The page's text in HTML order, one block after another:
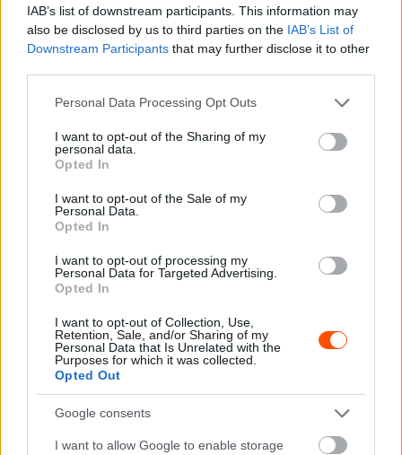
IAB’s list of downstream participants. This information may
also be disclosed by us to third parties on the IAB’s List of
Downstream Participants that may further disclose it to other
Please note that this website/app uses one or more Google
not limited to your visit or usage behaviour. You may click to
grant or deny consent to Google and its third-party tags to
use your data for below specified purposes in below Google
consent section.
Personal Data Processing Opt Outs
I want to opt-out of the Sharing of my
personal data.
Opted In
I want to opt-out of the Sale of my
Personal Data.
Opted In
I want to opt-out of processing my
Personal Data for Targeted Advertising.
Opted In
I want to opt-out of Collection, Use,
Retention, Sale, and/or Sharing of my
Personal Data that Is Unrelated with the
Purposes for which it was collected.
Opted Out
Google consents
I want to allow Google to enable storage
Fotó: Pataky Péter
Ráadásul ezúttal a négy kategóriában – autó, side by side,
motor és quad – hosszú idő után először lesznek
lesz a rajtnál az a Miroslav Zapletal, aki tavaly az összetett
magyar bajnoki címet is megszerezte, illetve összecsap
egymással a hazai kamionversenyzés két legjobbja,
Kovács Miklós és Fazekas Károly. A verseny távja 231,84
kilométer – pénteken két szakasz, összesen 26,84
kilométer, míg szombaton egyszer 4, majd négyszer 50